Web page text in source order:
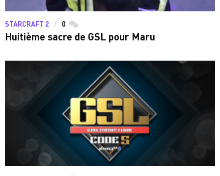
STARCRAFT 2 0 commentaires
Huitième sacre de GSL pour Maru